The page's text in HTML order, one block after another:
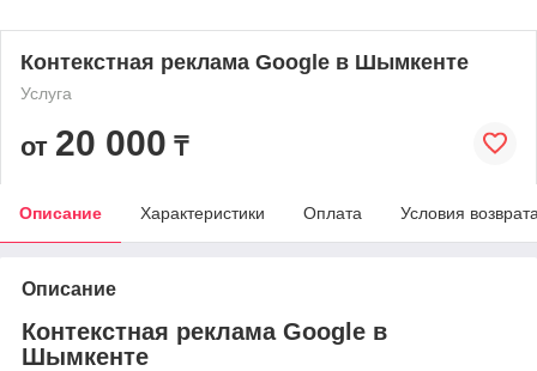
Контекстная реклама Google в Шымкенте
Услуга
от 20 000 ₸
Описание Характеристики Оплата Условия
Описание
Контекстная реклама Google в
Шымкенте